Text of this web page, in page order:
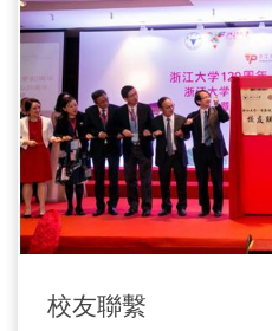
一頁
校友聯繫